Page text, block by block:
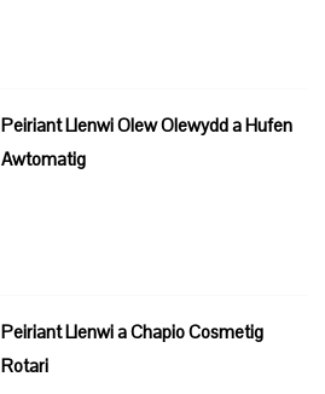
Peiriant Llenwi Olew Olewydd a Hufen
Awtomatig
Peiriant Llenwi a Chapio Cosmetig
Rotari